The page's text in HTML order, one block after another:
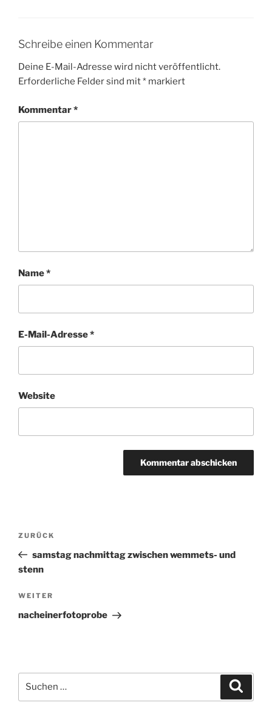
Schreibe einen Kommentar
Deine E-Mail-Adresse wird nicht veröffentlicht.
Erforderliche Felder sind mit* markiert
Kommentar*
Name*
E-Mail-Adresse*
Website
Beitragsnavigation
Vorheriger
Beitrag
ZURÜCK
samstag nachmittag zwischen wemmets- und
stenn
Nächster
Beitrag
WEITER
nacheinerfotoprobe
Suchen